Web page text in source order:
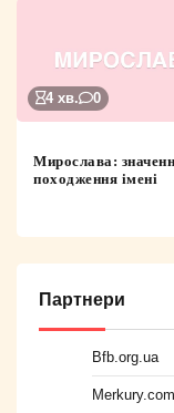
4 хв. 0
Мирослава:
походження імені
Партнери
Bfb.org.ua